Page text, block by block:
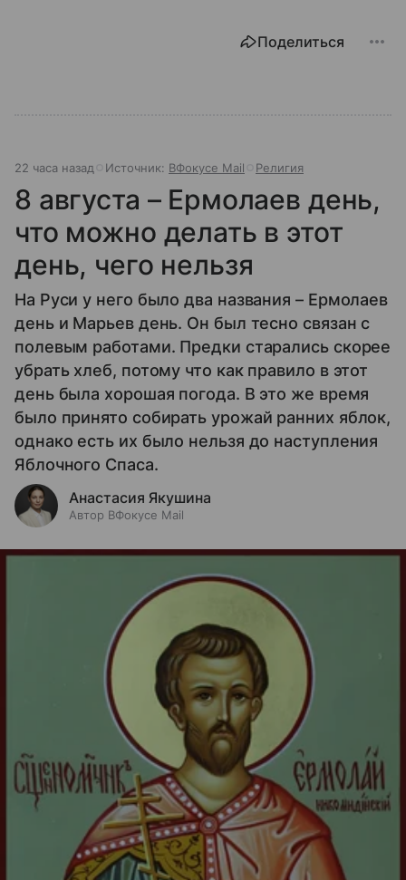
Поделиться
22 часа назад Источник: ВФокусе Mail Религия
8 августа – Ермолаев день,
что можно делать в этот
день, чего нельзя
На Руси у него было два названия – Ермолаев
день и Марьев день. Он был тесно связан с
полевым работами. Предки старались скорее
убрать хлеб, потому что как правило в этот
день была хорошая погода. В это же время
было принято собирать урожай ранних яблок,
однако есть их было нельзя до наступления
Яблочного Спаса.
Анастасия Якушина
Автор ВФокусе Mail